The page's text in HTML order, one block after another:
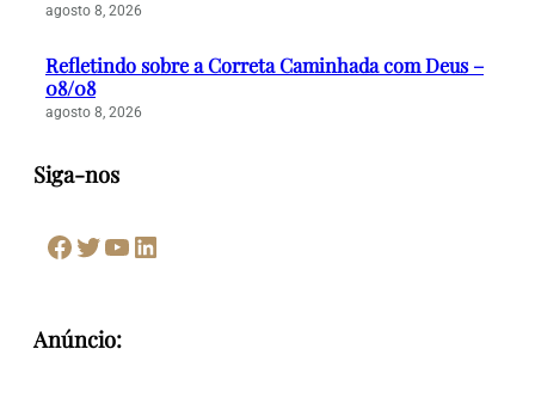
agosto 8, 2026
Refletindo sobre a Correta Caminhada com Deus –
08/08
agosto 8, 2026
Siga-nos
Facebook Twitter Youtube LinkedIn
Anúncio: